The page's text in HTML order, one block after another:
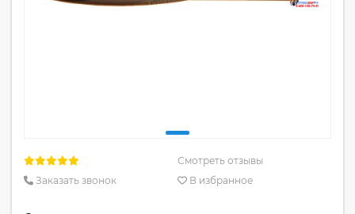
Смотреть отзывы
Заказать звонок
В избранное